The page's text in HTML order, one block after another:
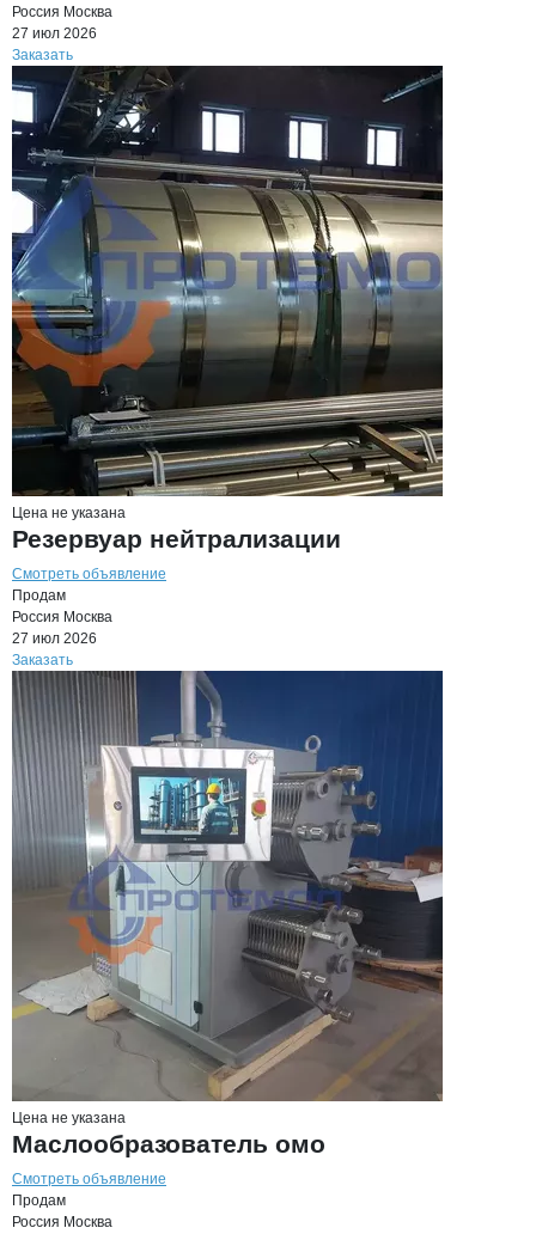
Россия Москва
27 июл 2026
Заказать
Цена не указана
Резервуар нейтрализации
Смотреть объявление
Продам
Россия Москва
27 июл 2026
Заказать
Цена не указана
Маслообразователь омо
Смотреть объявление
Продам
Россия Москва